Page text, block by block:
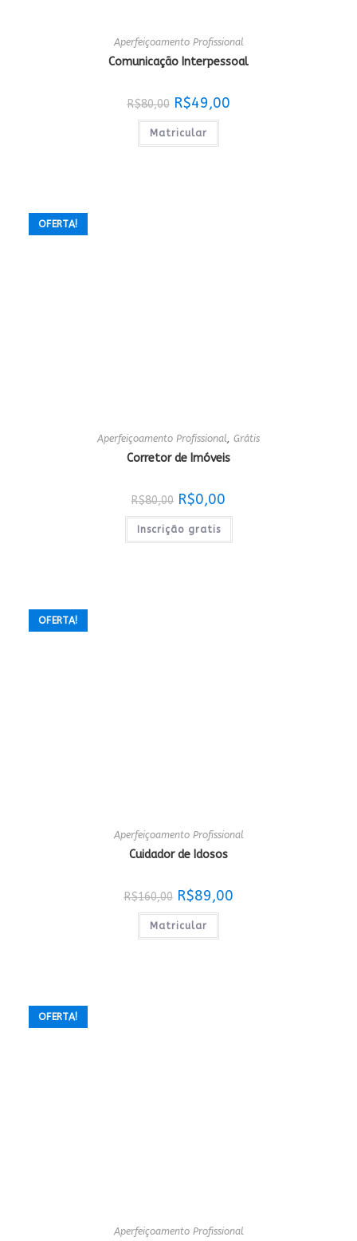
Aperfeiçoamento Profissional
Comunicação Interpessoal
R$80,00 O
preço
original
era:
R$80,00.
R$49,00O
Matricular
OFERTA!
Aperfeiçoamento Profissional, Grátis
Corretor de Imóveis
R$80,00 O
preço
original
era:
R$80,00.
R$0,00
atual
R$0,00.
Inscrição gratis
OFERTA!
Aperfeiçoamento Profissional
Cuidador de Idosos
R$160,00 O
preço
original
era:
R$160,00.
R$89,00O
Matricular
OFERTA!
Aperfeiçoamento Profissional